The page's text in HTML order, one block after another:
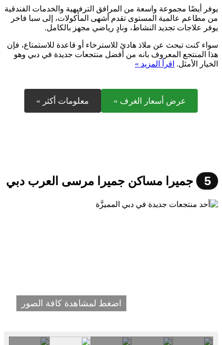
يوفر أيضًا مجموعة واسعة من المرافق الترفيهية والخدمات الفندقية
من مطاعم عالمية المستوى تقدم أشهى المأكولات، إلى سبا فاخر
يوفر علاجات تجديد النشاط، ونادٍ رياضي مجهز بالكامل.
سواء كنت تبحث عن ملاذ هادئ للاسترخاء أو قاعدة للاستمتاع، فإن
هذا المنتجع المعروف بانه من أفضل منتجعات جديدة في دبي وهو
الخيار الأمثل. اقرأ المزيد »
عرض أسعار الغرف » معلومات أكثر »
5 جميرا مساكن جميرا مرسى العرب دبي
اضغط لمشاهدة كافة الصور